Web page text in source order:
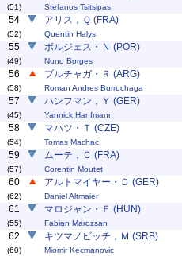
(51) Stefanos Tsitsipas
54
(52)
アリス，Ｑ (FRA)
Quentin Halys
55
(49)
ボルジェス・Ｎ (POR)
Nuno Borges
56
(58)
ブルチャガ・Ｒ (ARG)
Roman Andres Burruchaga
57
(45)
ハンフマン，Ｙ (GER)
Yannick Hanfmann
58
(54)
マハツ・Ｔ (CZE)
Tomas Machac
59
(57)
ムーテ，Ｃ (FRA)
Corentin Moutet
60
(62)
アルトマイヤー・Ｄ (GER)
Daniel Altmaier
61
(55)
マロジャン・Ｆ (HUN)
Fabian Marozsan
62
(60)
キツマノビッチ，Ｍ (SRB)
Miomir Kecmanovic